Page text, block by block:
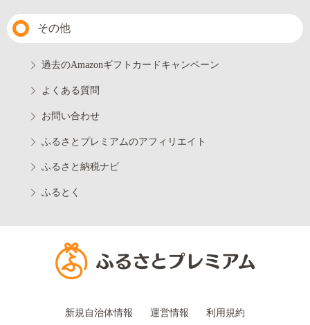
その他
過去のAmazonギフトカードキャンペーン
よくある質問
お問い合わせ
ふるさとプレミアムのアフィリエイト
ふるさと納税ナビ
ふるとく
新規自治体情報 運営情報 利用規約